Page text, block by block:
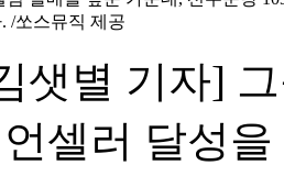
/쏘스뮤직 제공
샛별 기자]
셀러 달성